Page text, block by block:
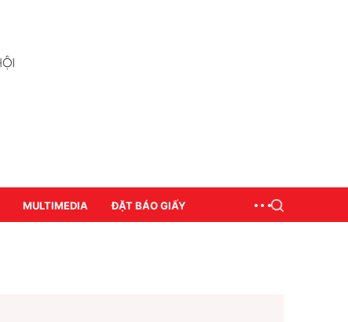
MULTIMEDIA ĐẶT BÁO GIẤY